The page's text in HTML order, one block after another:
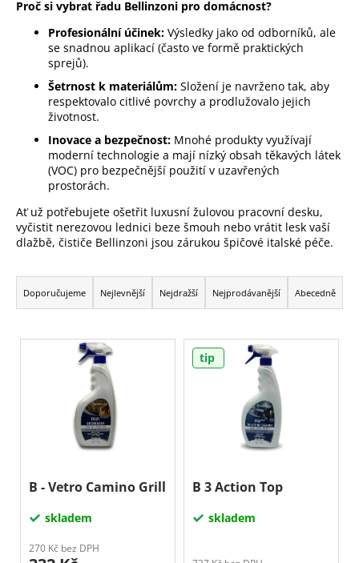
Proč si vybrat řadu Bellinzoni pro domácnost?
Profesionální účinek: Výsledky jako od odborníků, ale
se snadnou aplikací (často ve formě praktických
sprejů).
Šetrnost k materiálům: Složení je navrženo tak, aby
respektovalo citlivé povrchy a prodlužovalo jejich
životnost.
Inovace a bezpečnost: Mnohé produkty využívají
moderní technologie a mají nízký obsah těkavých látek
(VOC) pro bezpečnější použití v uzavřených
prostorách.
Ať už potřebujete ošetřit luxusní žulovou pracovní desku,
vyčistit nerezovou lednici beze šmouh nebo vrátit lesk vaší
dlažbě, čističe Bellinzoni jsou zárukou špičové italské péče.
Ř
a
z
e
Doporučujeme Nejlevnější Nejdražší Nejprodávanější Abecedně
V
B - Vetro Camino Grill
skladem
270 Kč bez DPH
tip
B 3 Action Top
skladem
j
e
m
e